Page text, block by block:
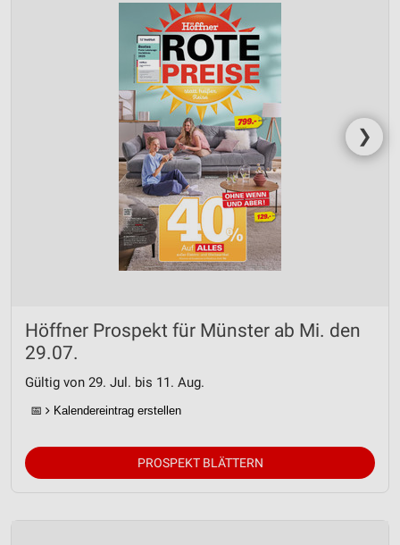
❯
Höffner Prospekt für Münster ab Mi. den
29.07.
Gültig von 29. Jul. bis 11. Aug.
📅 Kalendereintrag erstellen
PROSPEKT BLÄTTERN